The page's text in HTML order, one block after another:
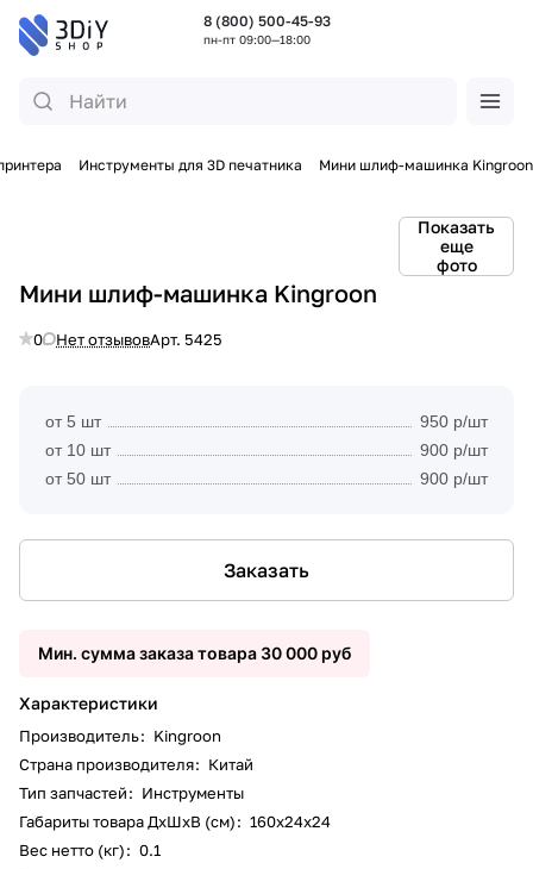
8 (800) 500-45-93
пн-пт 09:00—18:00
Инструменты для 3D печатника Мини шлиф-машинка Kingroon
Показать
еще
фото
Мини шлиф-машинка Kingroon
0 Нет отзывовАрт. 5425
от 5 шт
950 р/шт
от 10 шт
900 р/шт
от 50 шт
900 р/шт
Заказать
Мин. сумма заказа товара 30 000 руб
Характеристики
Производитель: Kingroon
Страна производителя: Китай
Тип запчастей: Инструменты
Габариты товара ДxШxВ (см): 160x24x24
Вес нетто (кг): 0.1